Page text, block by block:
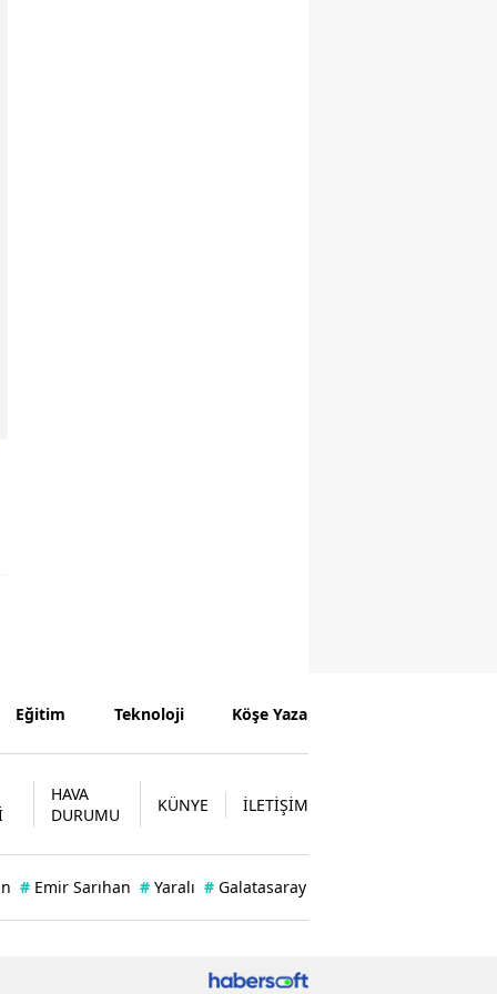
Eğitim Teknoloji Köşe Yazarları
HAVA
DURUMU
KÜNYE İLETİŞİM
# Emir Sarıhan # Yaralı # Galatasaray'